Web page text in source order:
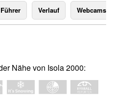
Verlauf Webcams
Nähe von Isola 2000: